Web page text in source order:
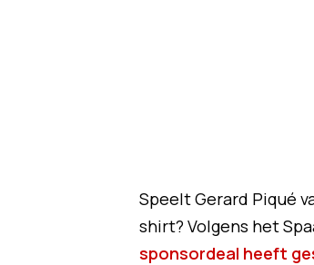
Speelt Gerard Piqué
shirt? Volgens het
sponsordeal heeft